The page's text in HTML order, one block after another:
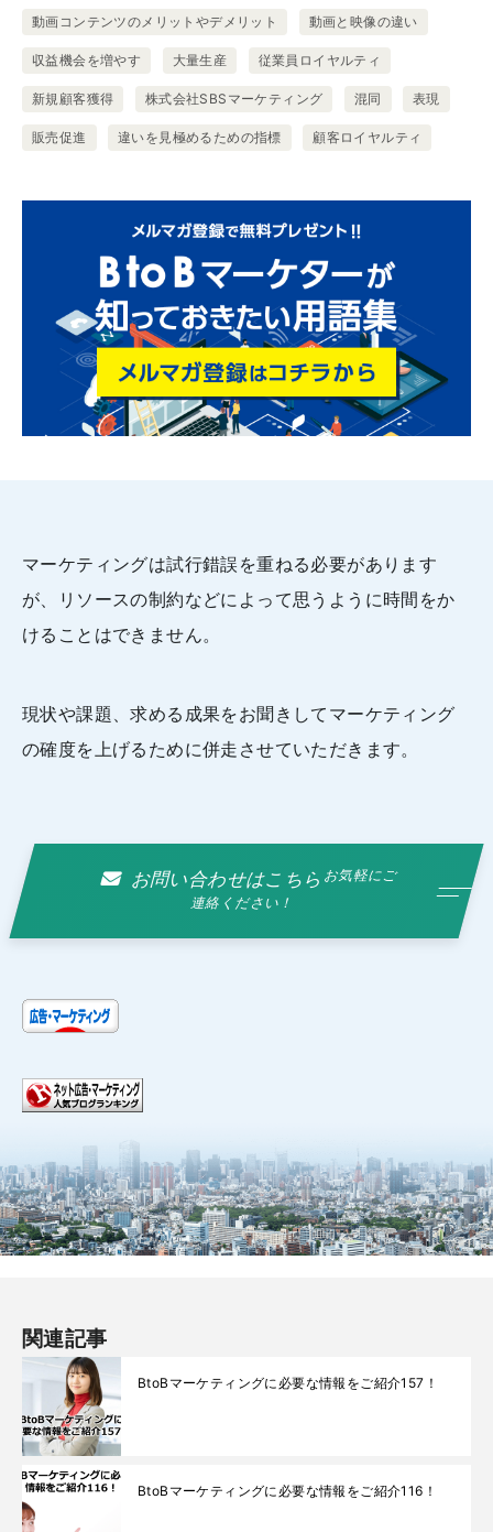
動画コンテンツのメリットやデメリット 動画と映像の違い
収益機会を増やす 大量生産 従業員ロイヤルティ
新規顧客獲得 株式会社SBSマーケティング 混同 表現
販売促進 違いを見極めるための指標 顧客ロイヤルティ
マーケティングは試行錯誤を重ねる必要があります
が、リソースの制約などによって思うように時間をか
けることはできません。
現状や課題、求める成果をお聞きしてマーケティング
の確度を上げるために併走させていただきます。
お問い合わせはこちらお気軽にご
連絡ください！
関連記事
BtoBマーケティングに必要な情報をご紹介157！
BtoBマーケティングに必要な情報をご紹介116！